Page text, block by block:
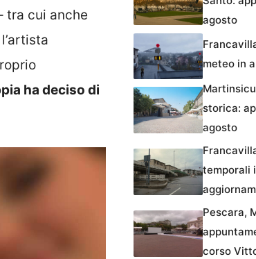
tra cui anche
ha deciso di
agosto
meteo in
storica:
agosto
temporali
Pescara,
corso